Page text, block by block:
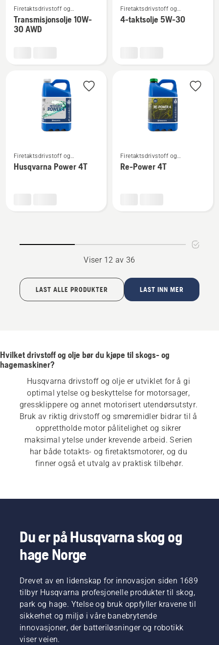
flere
detaljer
om
Firetaktsdrivstoff og
firetaktsolje
Transmisjonsolje 10W-
30 AWD
flere
detaljer
Firetaktsdrivstoff og
firetaktsolje
4-taktsolje 5W-30
flere
detaljer
Firetaktsdrivstoff og
firetaktsolje
Husqvarna Power 4T
flere
detaljer
Firetaktsdrivstoff og
firetaktsolje
Re-Power 4T
Viser 12 av 36
LAST ALLE PRODUKTER LAST INN MER
Hvilket drivstoff og olje bør du kjøpe til skogs- og
hagemaskiner?
Husqvarna drivstoff og olje er utviklet for å gi
optimal ytelse og beskyttelse for motorsager,
gressklippere og annet motorisert utendørsutstyr.
Bruk av riktig drivstoff og smøremidler bidrar til å
opprettholde motor pålitelighet og sikrer
maksimal ytelse under krevende arbeid. Serien
har både totakts- og firetaktsmotorer, og du
finner også et utvalg av praktisk tilbehør.
Du er på Husqvarna skog og
hage Norge
Drevet av en lidenskap for innovasjon siden 1689
tilbyr Husqvarna profesjonelle produkter til skog,
park og hage. Ytelse og bruk oppfyller kravene til
sikkerhet og miljø i våre banebrytende
innovasjoner, der batteriløsninger og robotikk
viser veien.